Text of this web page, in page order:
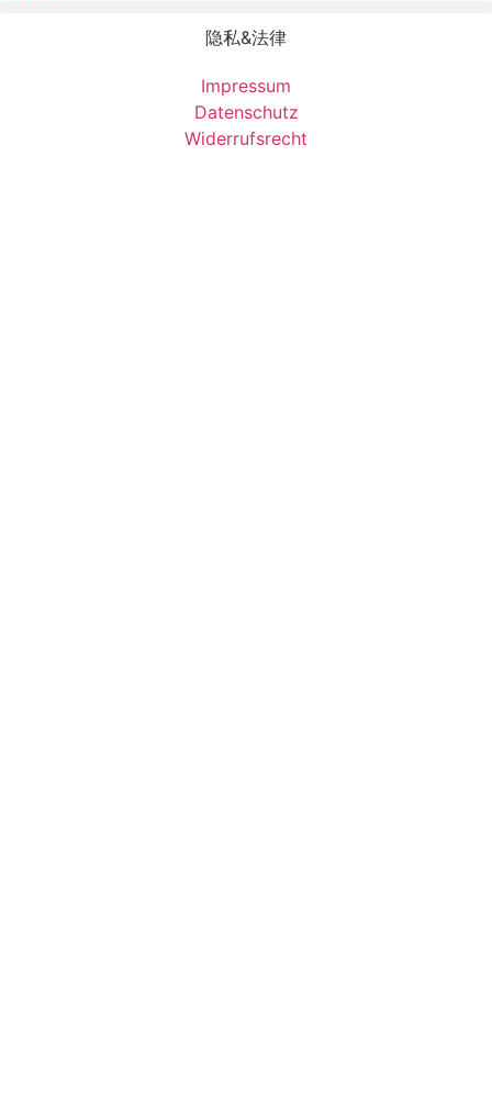
隐私&法律
Impressum
Datenschutz
Widerrufsrecht